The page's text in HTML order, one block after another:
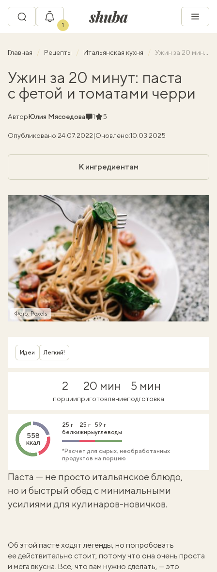
1
Главная Рецепты Итальянская кухня Ужин за 20 минут: паста с фетой и томатами черри
Ужин за 20 минут: паста
с фетой и томатами черри
АвторЮлия МясоедоваКомментарии
1Рейтинг
5
Опубликовано:24.07.2022|Оновлено:10.03.2025
К ингредиентам
Фото: Pexels
Идеи Легкий!
2
порции
20 мин
приготовление
5 мин
подготовка
558
ккал
25 г
белки
25 г
жиры
59 г
углеводы
*Расчет для сырых, необработанных
продуктов на порцию
Паста — не просто итальянское блюдо,
но и быстрый обед с минимальными
усилиями для кулинаров-новичков.
Об этой пасте ходят легенды, но попробовать
ее действительно стоит, потому что она очень проста
и мега вкусна. Все, что вам нужно сделать, — это